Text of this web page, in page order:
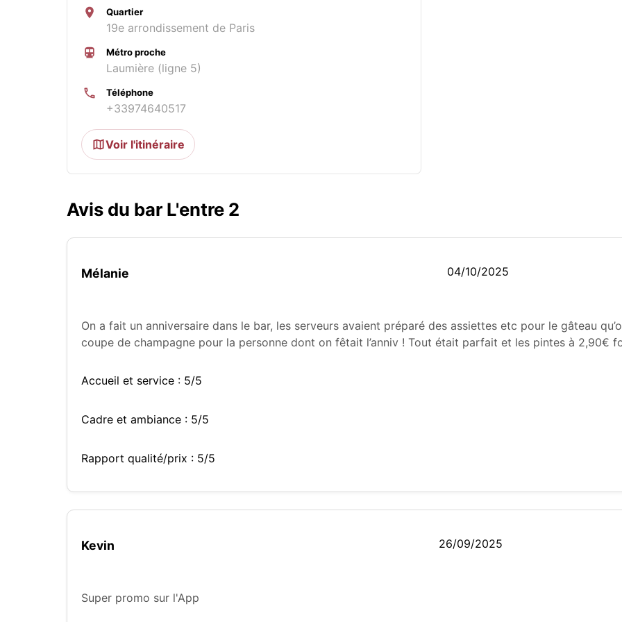
Quartier
19e arrondissement de Paris
Métro proche
Laumière (ligne 5)
Téléphone
+33974640517
Voir l'itinéraire
Avis du bar L'entre 2
Mélanie 04/10/2025
On a fait un anniversaire dans le bar, les serveurs avaient préparé des assiettes etc pour le gâteau
coupe de champagne pour la personne dont on fêtait l’anniv ! Tout était parfait et les pintes à 2,90€
Accueil et service : 5/5
Cadre et ambiance : 5/5
Rapport qualité/prix : 5/5
Kevin 26/09/2025
Super promo sur l'App